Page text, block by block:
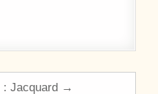
: Jacquard →